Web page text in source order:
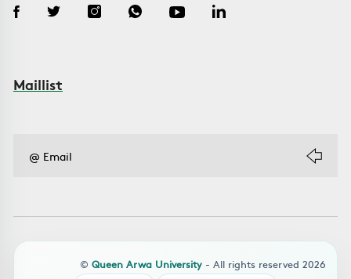
Maillist
© Queen Arwa University - All rights reserved 2026